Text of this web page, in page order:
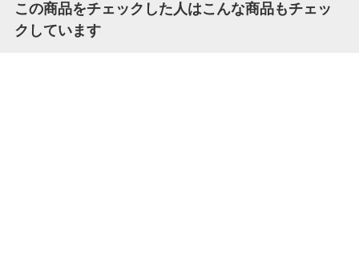
この商品をチェックした人はこんな商品もチェッ
クしています